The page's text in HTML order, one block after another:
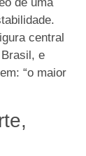
central
e
“o maior